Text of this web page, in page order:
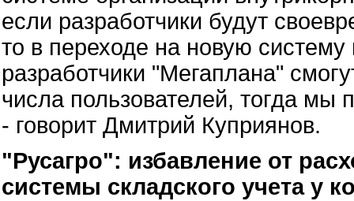
если разработчики будут
то в переходе на новую
разработчики "Мегаплана"
числа пользователей, тогда мы
- говорит Дмитрий Куприянов.
"Русагро": избавление от
системы складского учета у